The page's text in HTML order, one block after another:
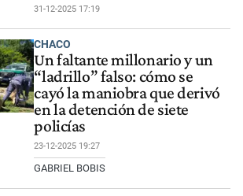
31-12-2025 17:19
CHACO
Un faltante millonario y un
“ladrillo” falso: cómo se
cayó la maniobra que derivó
en la detención de siete
policías
23-12-2025 19:27
GABRIEL BOBIS